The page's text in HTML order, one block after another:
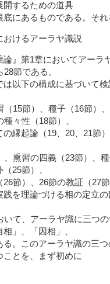
開するための道具
底にあるものである。そ
けるアーラヤ識説
論』第1章においてアーラ
節である。
は以下の構成に基づいて
（15節）、種子（16節）
々性（18節）、
縁起論（19、20、21節）
、熏習の四義（23節）、
25節）、
26節）、26節の教証（27
践を理論づける相の定立
いて、アーラヤ識に三つ
」、「因相」、
る。このアーラヤ識の三
とを、まず初めに